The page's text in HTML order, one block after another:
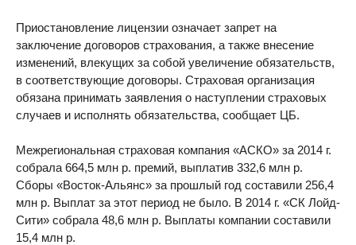
Приостановление лицензии означает запрет на
заключение договоров страхования, а также внесение
изменений, влекущих за собой увеличение обязательств,
в соответствующие договоры. Страховая организация
обязана принимать заявления о наступлении страховых
случаев и исполнять обязательства, сообщает ЦБ.
Межрегиональная страховая компания «АСКО» за 2014 г.
собрала 664,5 млн р. премий, выплатив 332,6 млн р.
Сборы «Восток-Альянс» за прошлый год составили 256,4
млн р. Выплат за этот период не было. В 2014 г. «СК Лойд-
Сити» собрала 48,6 млн р. Выплаты компании составили
15,4 млн р.